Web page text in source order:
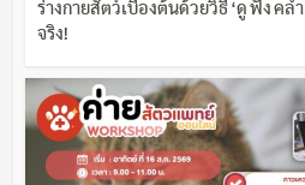
ร่างกายสัตว์เบื้องต้นด้วยวิธี ‘ดู ฟัง คล
จริง!